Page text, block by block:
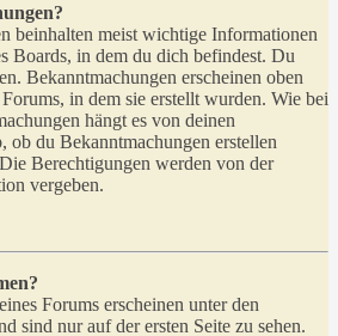
beinhalten meist wichtige Informationen
Boards, in dem du dich befindest. Du
Bekanntmachungen erscheinen oben
in dem sie erstellt wurden. Wie bei
hängt es von deinen
ob du Bekanntmachungen erstellen
Berechtigungen werden von der
vergeben.
Forums erscheinen unter den
sind nur auf der ersten Seite zu sehen.